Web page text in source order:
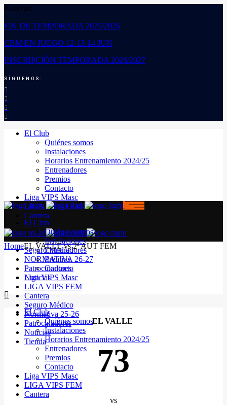
Noticias:
FIN DE TEMPORADA 2025/2026
CBM EN JUEGO 12-13-14 JUN
INSCRIPCIÓN TEMPORADA 2026/2027
SÍGUENOS:
El Club
Quiénes somos
Instalaciones
Horarios Entrenamiento 2024/25
Entrenadores
Premios
Contacto
Liga VIPS Masc
LIGA VIPS FEM
Cantera
Seguro Médico
NORMATIVA 26-27
Patrocinadores
Noticias
El Club
Quiénes somos
Instalaciones
Horarios Entrenamiento 2024/25
Entrenadores
Premios
Contacto
Liga VIPS Masc
LIGA VIPS FEM
Cantera
El Club
Quiénes somos
Instalaciones
Entrenadores
Premios
Contacto
Liga VIPS Masc
LIGA VIPS FEM
Cantera
Seguro Médico
Normativa 25-26
Patrocinadores
Noticias
Tienda
HomeEL VALLE vs 2ª AUT FEM
EL VALLE
73
vs